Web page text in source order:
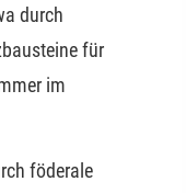
durch
für
im
föderale